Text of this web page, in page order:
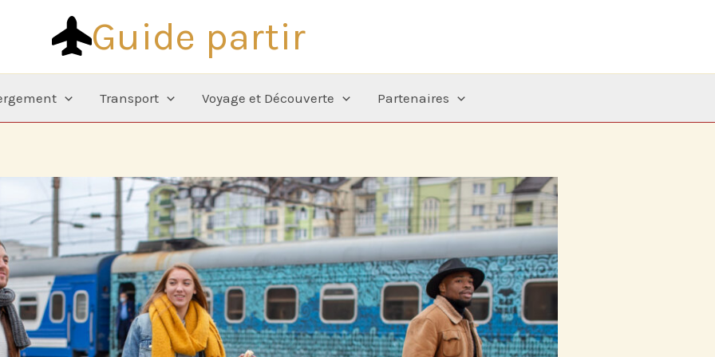
Guide partir
Transport Voyage et Découverte Partenaires